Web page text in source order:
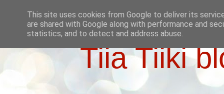
Tiia Tiiki
This site uses cookies from Google to deliver its
are shared with Google along with performance and
statistics, and to detect and address abuse.